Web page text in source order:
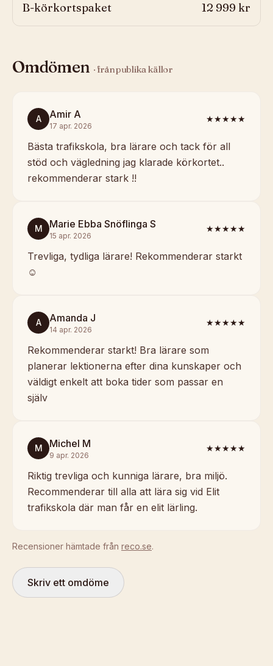
B-körkortspaket 12 999 kr
Omdömen · från publika källor
A Amir A
17 apr. 2026
★★★★★
Bästa trafikskola, bra lärare och tack för all
stöd och vägledning jag klarade körkortet..
rekommenderar stark !!
M Marie Ebba Snöflinga S
15 apr. 2026
★★★★★
Trevliga, tydliga lärare! Rekommenderar starkt
☺️
A Amanda J
14 apr. 2026
★★★★★
Rekommenderar starkt! Bra lärare som
planerar lektionerna efter dina kunskaper och
väldigt enkelt att boka tider som passar en
själv
M Michel M
9 apr. 2026
★★★★★
Riktig trevliga och kunniga lärare, bra miljö.
Recommenderar till alla att lära sig vid Elit
trafikskola där man får en elit lärling.
Recensioner hämtade från reco.se.
Skriv ett omdöme